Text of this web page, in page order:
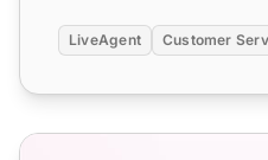
LiveAgent Customer
Interakcija s kupcima